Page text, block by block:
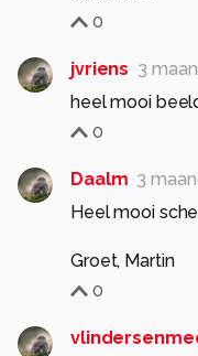
0
jvriens 3
heel mooi
0
Daalm 3
Heel mooi
Groet, Martin
0